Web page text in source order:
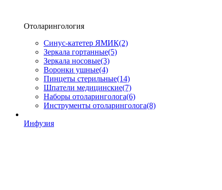
Отоларингология
Синус-катетер ЯМИК(2)
Зеркала гортанные(5)
Зеркала носовые(3)
Воронки ушные(4)
Пинцеты стерильные(14)
Шпатели медицинские(7)
Наборы отоларинголога(6)
Инструменты отоларинголога(8)
Инфузия